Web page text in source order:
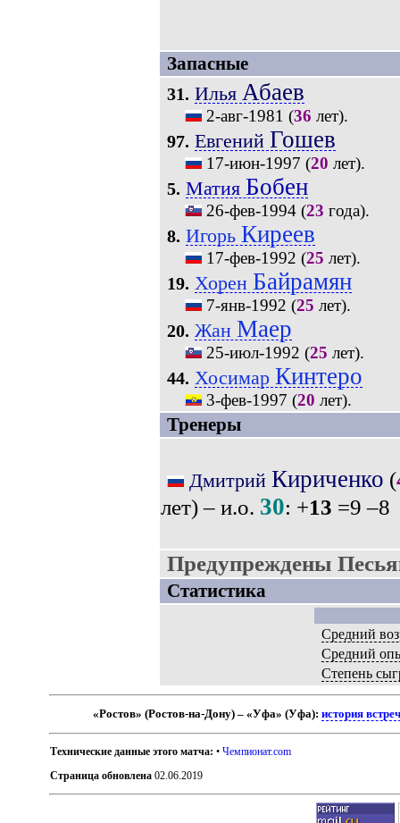
Запасные
31. Илья Абаев
2-авг-1981 (36 лет).
97. Евгений Гошев
17-июн-1997 (20 лет).
5. Матия Бобен
26-фев-1994(23 года).
8. Игорь Киреев
17-фев-1992 (25 лет).
19. Хорен Байрамян
7-янв-1992 (25 лет).
20. Жан Маер
25-июл-1992 (25 лет).
44. Хосимар Кинтеро
3-фев-1997 (20 лет).
Тренеры
Дмитрий Кириченко (
лет) – и.о. 30: +13 =9 –8
Предупреждены
Статистика
Средний
Средний
Степень
«Ростов» (Ростов-на-Дону) – «Уфа» (Уфа):история
Технические данные этого матча: •Чемпионат.com
Страница обновлена 02.06.2019